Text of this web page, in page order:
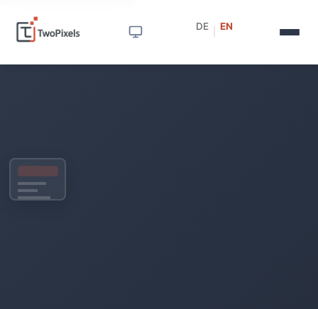
DE EN